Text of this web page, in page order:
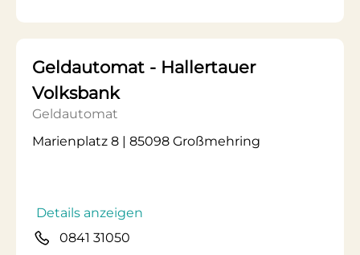
Geldautomat - Hallertauer
Volksbank
Geldautomat
Marienplatz 8 | 85098 Großmehring
Details anzeigen
0841 31050